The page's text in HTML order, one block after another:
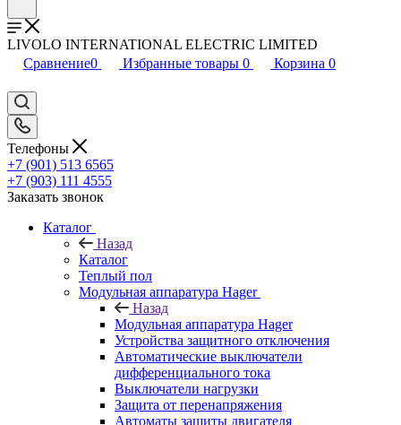
LIVOLO INTERNATIONAL ELECTRIC LIMITED
Сравнение0 Избранные товары 0 Корзина 0
Телефоны
+7 (901) 513 6565
+7 (903) 111 4555
Заказать звонок
Каталог
Назад
Каталог
Теплый пол
Модульная аппаратура Hager
Назад
Модульная аппаратура Hager
Устройства защитного отключения
Автоматические выключатели
дифференциального тока
Выключатели нагрузки
Защита от перенапряжения
Автоматы защиты двигателя